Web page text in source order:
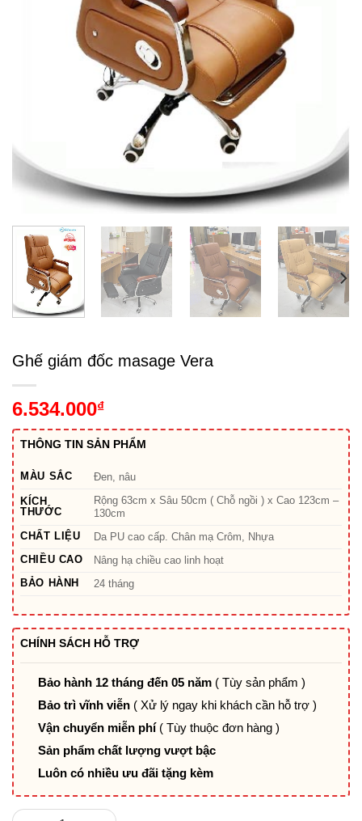
Ghế giám đốc masage Vera
6.534.000₫
THÔNG TIN SẢN PHẨM
MÀU SẮC Đen, nâu
KÍCH
THƯỚC
Rộng 63cm x Sâu 50cm ( Chỗ ngồi ) x Cao 123cm –
130cm
CHẤT LIỆU
Da PU cao cấp. Chân mạ Crôm, Nhựa
CHIỀU CAO
Nâng hạ chiều cao linh hoạt
BẢO HÀNH
24 tháng
CHÍNH SÁCH HỖ TRỢ
Bảo hành 12 tháng đến 05 năm ( Tùy sản phẩm )
Bảo trì vĩnh viễn ( Xử lý ngay khi khách cần hỗ trợ )
Vận chuyển miễn phí ( Tùy thuộc đơn hàng )
Sản phẩm chất lượng vượt bậc
Luôn có nhiều ưu đãi tặng kèm
Ghế giám đốc masage Vera số lượng